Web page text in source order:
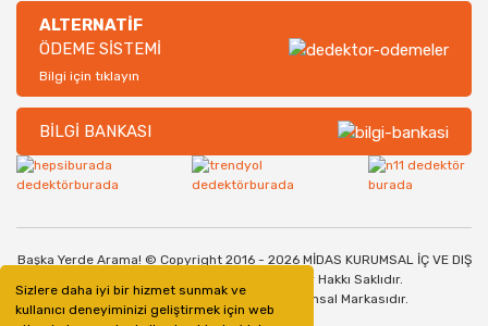
Sizlere daha iyi bir hizmet sunmak ve
kullanıcı deneyiminizi geliştirmek için web
ALTERNATİF
ÖDEME SİSTEMİ
Bilgi için tıklayın
BİLGİ BANKASI
Başka Yerde Arama! © Copyright 2016 - 2026 MİDAS KURUMSAL İÇ VE DIŞ
TİCARET SANAYİ LİMİTED ŞİRKETİ. Her Hakkı Saklıdır.
Dedektorburada.com, bir Midas Kurumsal Markasıdır.